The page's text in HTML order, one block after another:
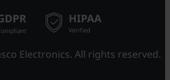
Electronics. All rights reserved.